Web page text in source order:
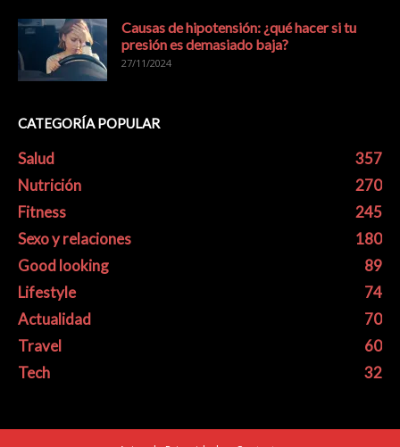
Causas de hipotensión: ¿qué hacer si tu
presión es demasiado baja?
27/11/2024
CATEGORÍA POPULAR
Salud
357
Nutrición
270
Fitness
245
Sexo y relaciones
180
Good looking
89
Lifestyle
74
Actualidad
70
Travel
60
Tech
32